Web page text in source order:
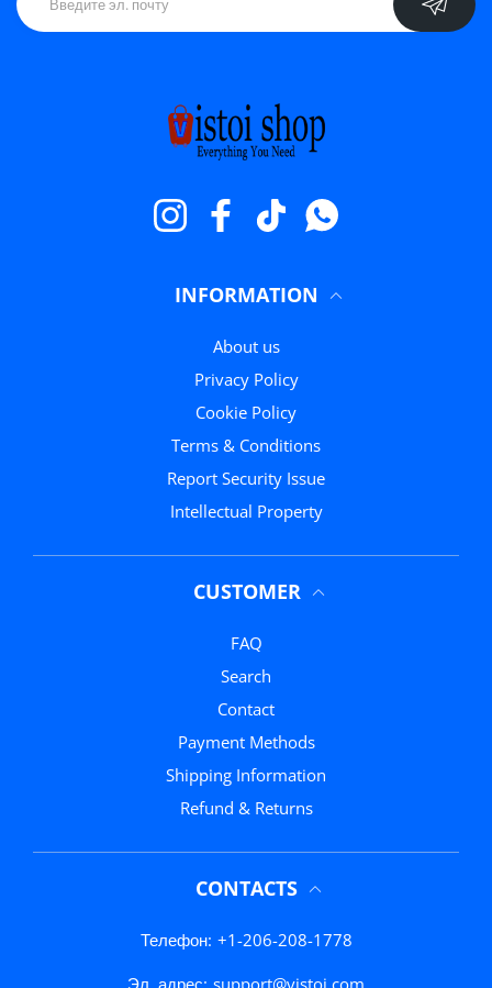
InstagramFacebookTikTokWhatsApp
INFORMATION
About us
Privacy Policy
Cookie Policy
Terms & Conditions
Report Security Issue
Intellectual Property
CUSTOMER
FAQ
Search
Contact
Payment Methods
Shipping Information
Refund & Returns
CONTACTS
Телефон: +1-206-208-1778
Эл. адрес: support@vistoi.com